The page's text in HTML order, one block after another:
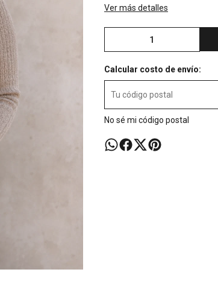
Ver más detalles
Calcular costo de envío:
No sé mi código postal